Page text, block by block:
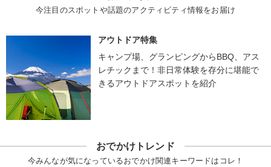
今注目のスポットや話題のアクティビティ情報をお届け
アウトドア特集
キャンプ場、グランピングからBBQ、アス
レチックまで！非日常体験を存分に堪能で
きるアウトドアスポットを紹介
おでかけトレンド
今みんなが気になっているおでかけ関連キーワードはコレ！